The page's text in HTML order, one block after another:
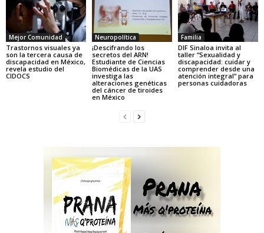
Mejor Comunidad
Trastornos visuales ya
son la tercera causa de
discapacidad en México,
revela estudio del
CIDOCS
Neuropolítica
¡Descifrando los
secretos del ARN!
Estudiante de Ciencias
Biomédicas de la UAS
investiga las
alteraciones genéticas
del cáncer de tiroides
en México
Familia
DIF Sinaloa invita al
taller “Sexualidad y
discapacidad: cuidar y
comprender desde una
atención integral” para
personas cuidadoras